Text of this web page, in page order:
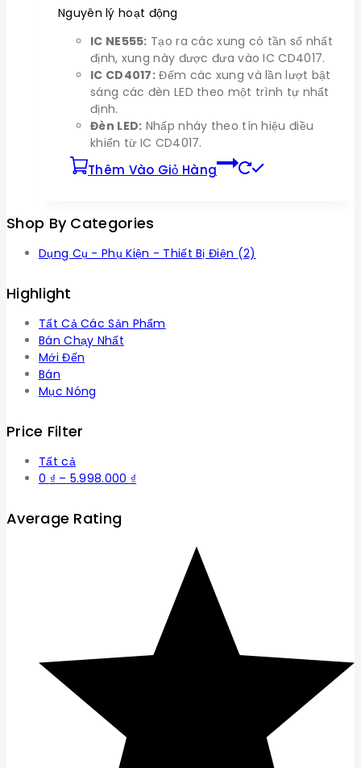
Nguyên lý hoạt động
IC NE555: Tạo ra các xung có tần số nhất
định, xung này được đưa vào IC CD4017.
IC CD4017: Đếm các xung và lần lượt bật
sáng các đèn LED theo một trình tự nhất
định.
Đèn LED: Nhấp nháy theo tín hiệu điều
khiển từ IC CD4017.
Thêm Vào Giỏ Hàng
Shop By Categories
Dụng Cụ - Phụ Kiện - Thiết Bị Điện (2)
Highlight
Tất Cả Các Sản Phẩm
Bán Chạy Nhất
Mới Đến
Bán
Mục Nóng
Price Filter
Tất cả
0 ₫ – 5.998.000 ₫
5.998.000 ₫
Average Rating